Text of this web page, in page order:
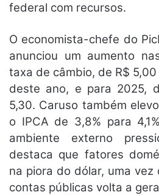
federal com recursos.
O economista-chefe do
anunciou um aumento
taxa de câmbio, de R$
deste ano, e para 2025,
5,30. Caruso também
o IPCA de 3,8% para
ambiente externo
destaca que fatores
na piora do dólar, uma
contas públicas volta a